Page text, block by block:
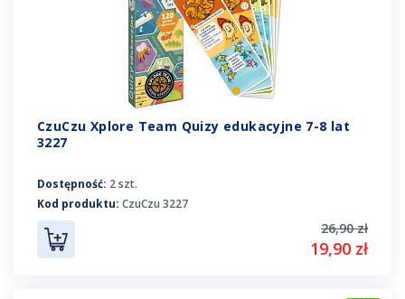
CzuCzu Xplore Team Quizy edukacyjne 7-8 lat
3227
Dostępność: 2 szt.
Kod produktu: CzuCzu 3227
26,90 zł
19,90 zł